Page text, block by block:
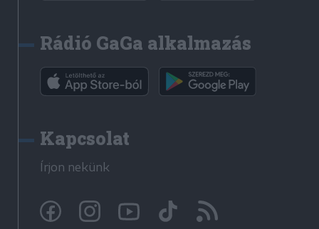
Rádió GaGa alkalmazás
Kapcsolat
Írjon nekünk